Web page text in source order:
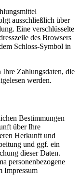
ausschließlich über
Eine verschlüsselte
des Browsers
Schloss-Symbol in
Zahlungsdaten, die
werden.
Bestimmungen
über Ihre
Herkunft und
und ggf. ein
dieser Daten.
personenbezogene
Impressum